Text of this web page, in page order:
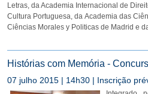
Letras, da Academia Internacional de
Cultura Portuguesa, da Academia das
Ciências Morales y Politicas de Madrid e
Histórias com Memória -
07 julho 2015 | 14h30 | Inscrição